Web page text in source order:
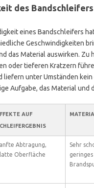
des
eines Bandschleifers
Geschwindigkeiten
das Material auswirken. Zu
oder tieferen Kratzern
unter Umständen
Aufgabe, das Material
AUF
Abtragung,
Oberfläche
Sehr